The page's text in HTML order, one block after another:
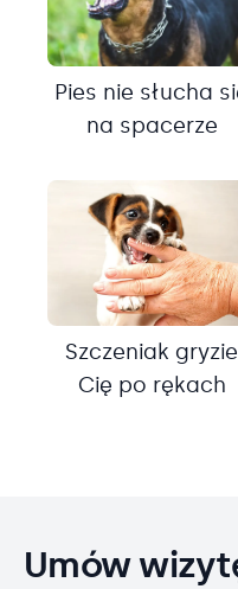
Pies nie słucha
na spacerze
Szczeniak gryzie
Cię po rękach
Umów